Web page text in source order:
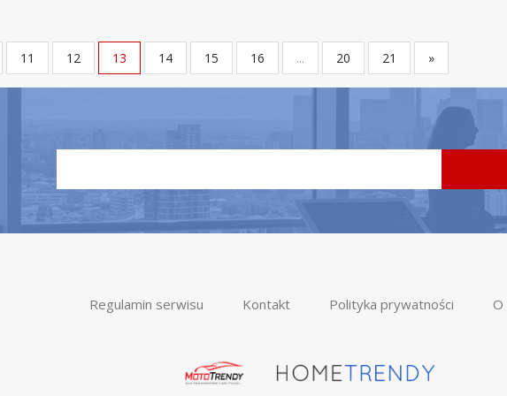
11 12 13 14 15 16 ... 20 21 »
Regulamin serwisu Kontakt Polityka prywatności O